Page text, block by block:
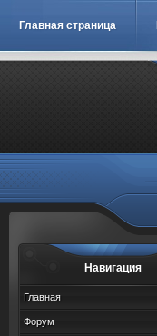
Главная страница
Навигация
Главная
Форум